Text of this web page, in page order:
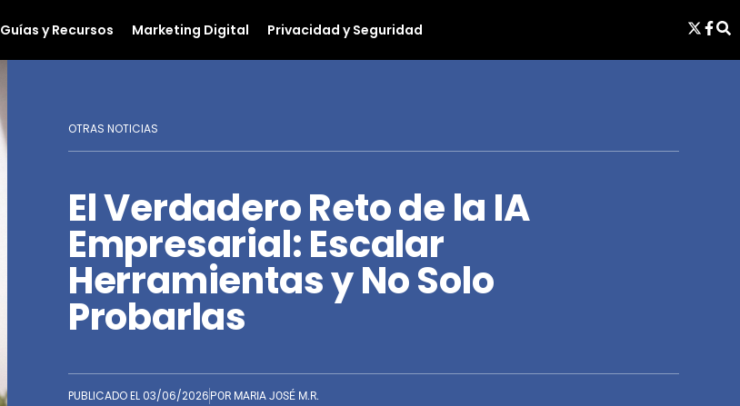
Guías y Recursos Marketing Digital Privacidad y Seguridad
OTRAS NOTICIAS
El Verdadero Reto de la IA
Empresarial: Escalar
Herramientas y No Solo
Probarlas
PUBLICADO EL 03/06/2026 POR MARIA JOSÉ M.R.